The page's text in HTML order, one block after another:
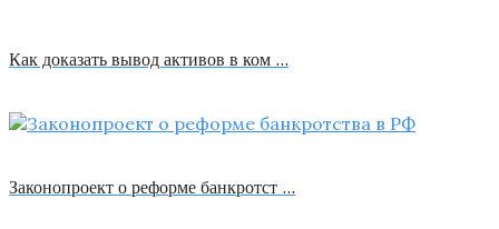
Как доказать вывод активов в ком …
Законопроект о реформе банкротст …